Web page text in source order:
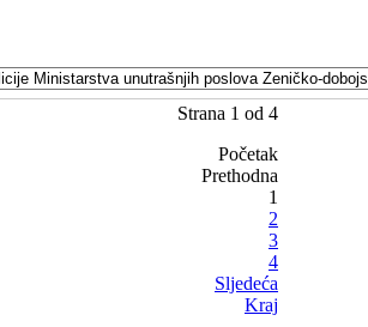
Strana 1 od 4
Početak
Prethodna
1
2
3
4
Sljedeća
Kraj